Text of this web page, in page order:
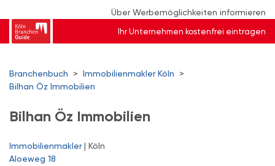
Über Werbemöglichkeiten informieren
Ihr Unternehmen kostenfrei eintragen
Branchenbuch > Immobilienmakler Köln
>
Bilhan Öz Immobilien
Bilhan Öz Immobilien
Immobilienmakler| Köln
Aloeweg 18